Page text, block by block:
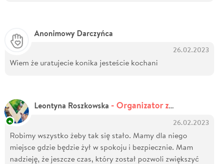
Anonimowy Darczyńca
26.02.2023
Wiem że uratujecie konika jesteście kochani
Leontyna Roszkowska - Organizator zbiórki
26.02.2023
Robimy wszystko żeby tak się stało. Mamy dla niego
miejsce gdzie będzie żył w spokoju i bezpiecznie. Mam
nadzieję, że jeszcze czas, który został pozwoli zwiększyć